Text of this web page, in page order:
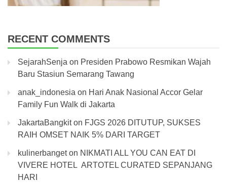
RECENT COMMENTS
SejarahSenja on Presiden Prabowo Resmikan Wajah
Baru Stasiun Semarang Tawang
anak_indonesia on Hari Anak Nasional Accor Gelar
Family Fun Walk di Jakarta
JakartaBangkiton FJGS 2026 DITUTUP, SUKSES
RAIH OMSET NAIK 5% DARI TARGET
kulinerbangeton NIKMATI ALL YOU CAN EAT DI
VIVERE HOTEL ARTOTEL CURATED SEPANJANG
HARI